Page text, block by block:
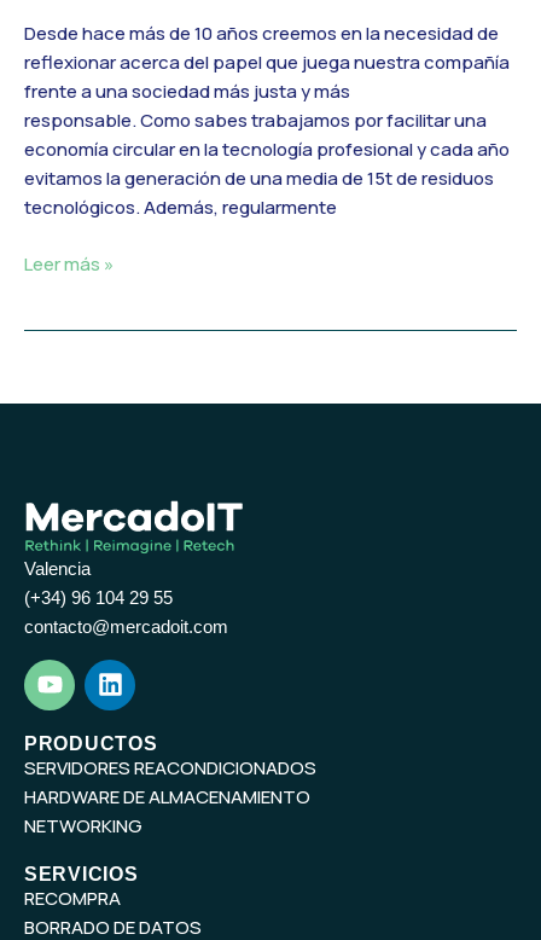
Desde hace más de 10 años creemos en la necesidad de
reflexionar acerca del papel que juega nuestra compañía
frente a una sociedad más justa y más
responsable. Como sabes trabajamos por facilitar una
economía circular en la tecnología profesional y cada año
evitamos la generación de una media de 15t de residuos
tecnológicos. Además, regularmente
Leer más »
Valencia
(+34) 96 104 29 55
contacto@mercadoit.com
Y
o
u
t
u
b
e
L
i
n
k
e
d
i
PRODUCTOS
SERVIDORES REACONDICIONADOS
HARDWARE DE ALMACENAMIENTO
NETWORKING
SERVICIOS
RECOMPRA
BORRADO DE DATOS